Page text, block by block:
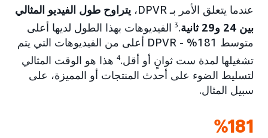
عندما يتعلق الأمر بـ DPVR،
يتراوح طول الفيديو المثالي
بين 24 و29 ثانية
.
3 الفيديوهات بهذا الطول لديها أعلى
متوسط DPVR - %181 أعلى من الفيديوهات التي يتم
تشغيلها لمدة ست ثوانٍ أو أقل.4 هذا هو الوقت المثالي
لتسليط الضوء على أحدث المنتجات أو المميزة، على
سبيل المثال.
181‏%